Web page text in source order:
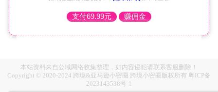
支付69.99元 赚佣金
本站资料来自公域网络收集整理，如内容侵犯请联系客服删除！
Copyright © 2020-2024 跨境&亚马逊小密圈 跨境小密圈版权所有 粤ICP备
2023143538号-1